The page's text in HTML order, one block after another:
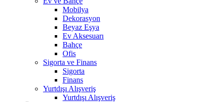
Mobilya
Dekorasyon
Beyaz Eşya
Ev Aksesuarı
Bahçe
Ofis
Sigorta ve Finans
Sigorta
Finans
Yurtdışı Alışveriş
Yurtdışı Alışveriş